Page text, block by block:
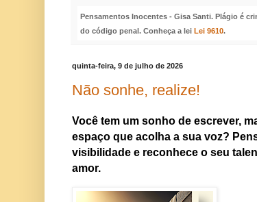
Pensamentos Inocentes - Gisa Santi. Plágio é
do código penal. Conheça a leiLei 9610.
quinta-feira, 9 de julho de 2026
Não sonhe, realize!
Você tem um sonho de escrever,
espaço que acolha a sua voz?
visibilidade e reconhece o seu
amor.